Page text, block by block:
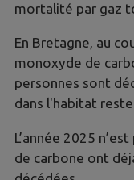
mortalité par gaz
En Bretagne, au
monoxyde de
personnes sont
dans l'habitat
L’année 2025
de carbone ont